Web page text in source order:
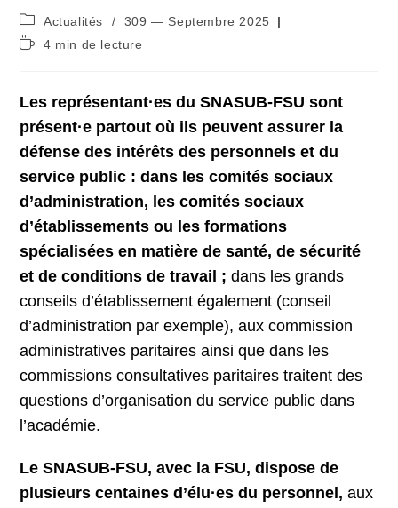
Post
category:
Actualités /
309 — Septembre 2025
Temps4 min de lecture
Les représentant·es du SNASUB-FSU sont
présent·e partout où ils peuvent assurer la
défense des intérêts des personnels et du
service public : dans les comités sociaux
d’administration, les comités sociaux
d’établissements ou les formations
spécialisées en matière de santé, de sécurité
et de conditions de travail ; dans les grands
conseils d’établissement également (conseil
d’administration par exemple), aux commission
administratives paritaires ainsi que dans les
commissions consultatives paritaires traitent des
questions d’organisation du service public dans
l’académie.
Le SNASUB-FSU, avec la FSU, dispose de
plusieurs centaines d’élu·es du personnel, aux